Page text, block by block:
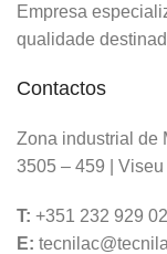
Empresa
qualidade
Contactos
Zona industrial de
3505 – 459 | Viseu
T: +351 232 929
E: